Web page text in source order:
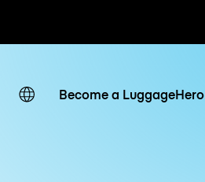
Become a LuggageHero